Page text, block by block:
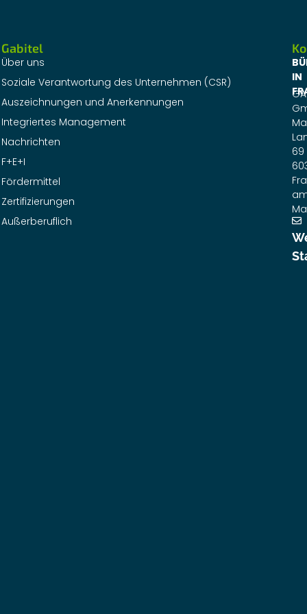
Gabitel
Über uns
Soziale Verantwortung des Unternehmen (CSR)
Auszeichnungen und Anerkennungen
Integriertes Management
Nachrichten
F+E+I
Fördermittel
Zertifizierungen
Außerberuflich
IN
69